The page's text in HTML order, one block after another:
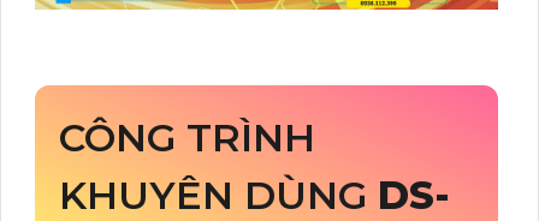
CÔNG TRÌNH
KHUYÊN DÙNG DS-